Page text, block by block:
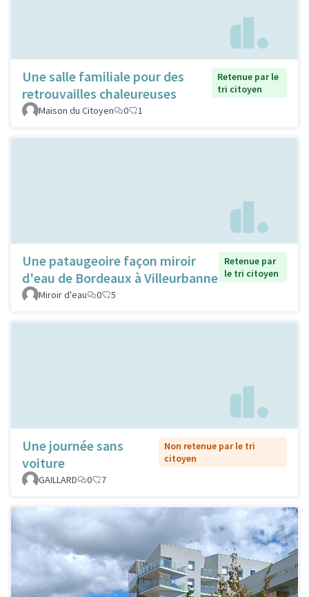
Une salle familiale pour des
retrouvailles chaleureuses
Retenue par le
tri citoyen
Maison du Citoyen
0 1
Une pataugeoire façon miroir
d'eau de Bordeaux à Villeurbanne
Retenue par
le tri citoyen
Miroir d'eau
0 5
Une journée sans
voiture
Non retenue par le tri
citoyen
GAILLARD
0 7